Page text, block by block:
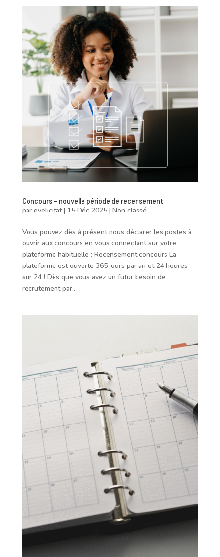
Concours – nouvelle période de recensement
par evelicitat| 15 Déc 2025| Non classé
Vous pouvez dès à présent nous déclarer les postes à
ouvrir aux concours en vous connectant sur votre
plateforme habituelle : Recensement concours La
plateforme est ouverte 365 jours par an et 24 heures
sur 24 ! Dès que vous avez un futur besoin de
recrutement par...